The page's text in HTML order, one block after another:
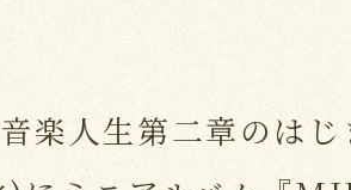
楽人生第二章のはじ